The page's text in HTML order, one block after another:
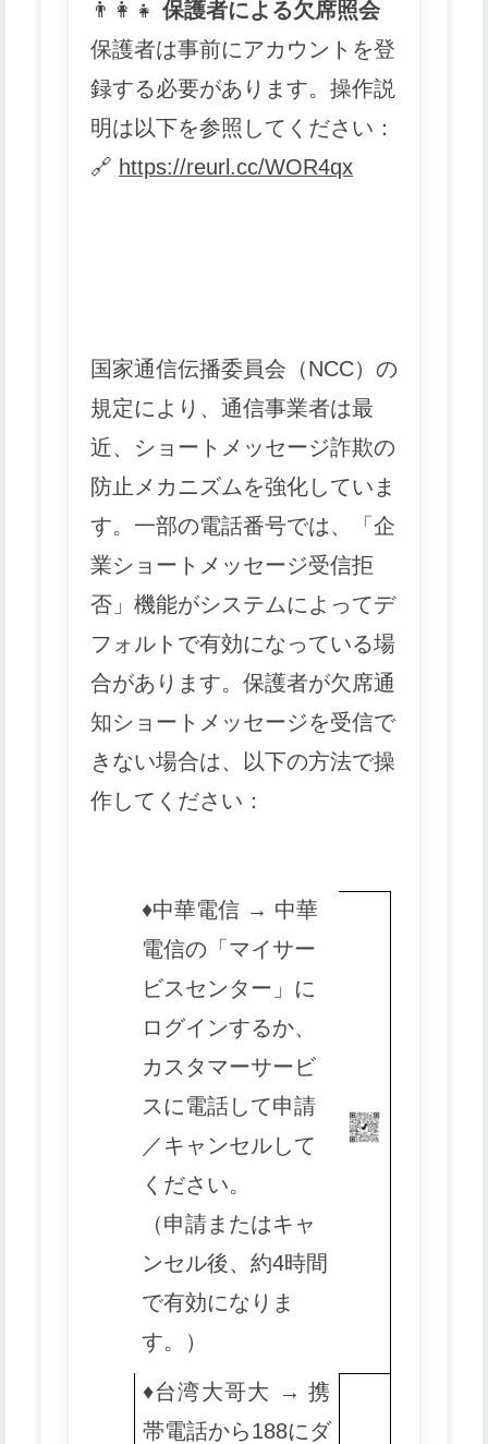
👨 👩 👧 保護者による欠席照会
保護者は事前にアカウントを登
録する必要があります。操作説
明は以下を参照してください：
🔗 https://reurl.cc/WOR4qx
国家通信伝播委員会（NCC）の
規定により、通信事業者は最
近、ショートメッセージ詐欺の
防止メカニズムを強化していま
す。一部の電話番号では、「企
業ショートメッセージ受信拒
否」機能がシステムによってデ
フォルトで有効になっている場
合があります。保護者が欠席通
知ショートメッセージを受信で
きない場合は、以下の方法で操
作してください：
♦️中華電信 → 中華
電信の「マイサー
ビスセンター」に
ログインするか、
カスタマーサービ
スに電話して申請
／キャンセルして
ください。
（申請またはキャ
ンセル後、約4時間
で有効になりま
す。）
♦️台湾大哥大 → 携
帯電話から188にダ